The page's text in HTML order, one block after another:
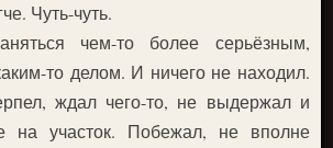
Чуть-чуть.
чем-то более серьёзным,
то делом. И ничего не находил.
ждал чего-то, не выдержал и
на участок. Побежал, не вполне